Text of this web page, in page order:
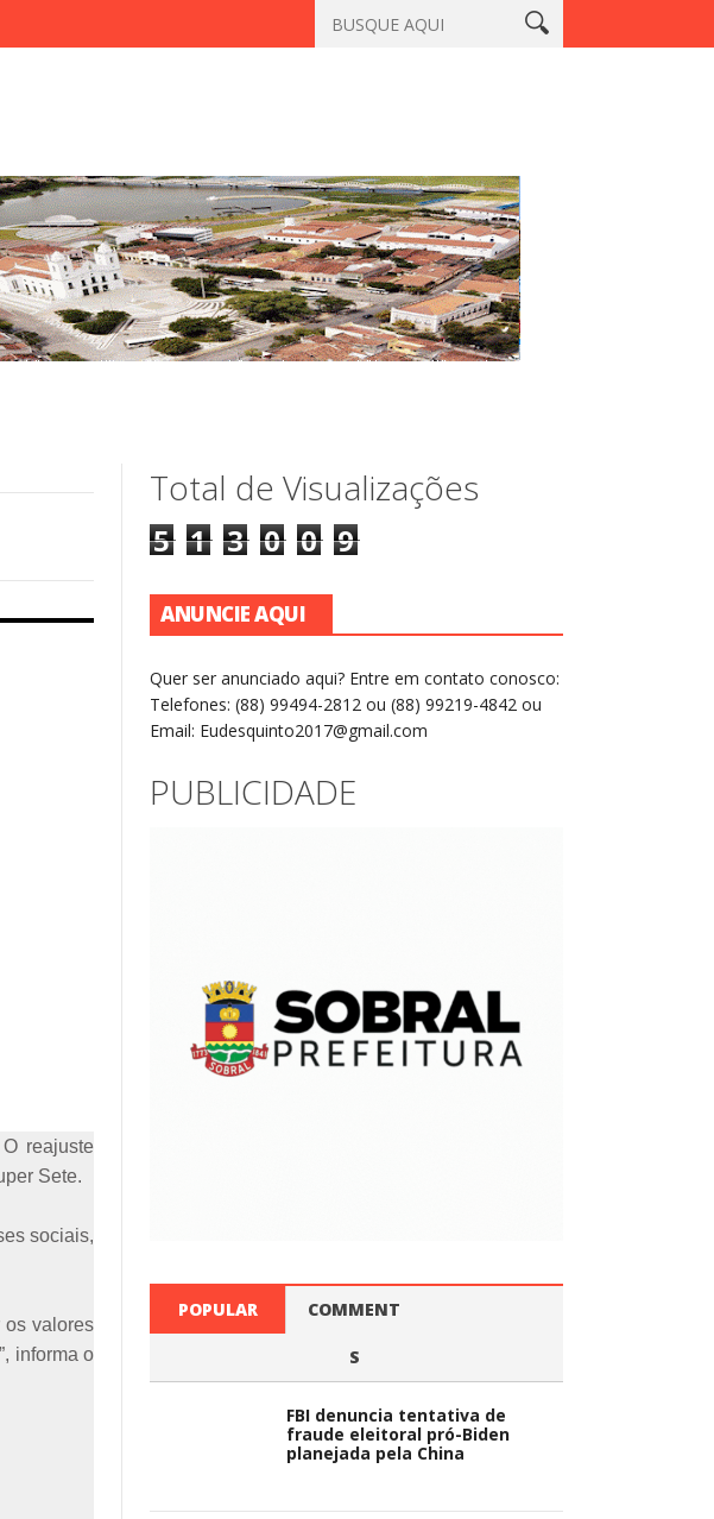
Rurais de Aracatiaçu, Sobral Vigilante é morto a tiros em laboratório no
reajuste
Sete.
sociais,
os valores
informa o
Total de Visualizações
5 1 3 0 0 9
ANUNCIE AQUI
Quer ser anunciado aqui? Entre em contato conosco:
Telefones: (88) 99494-2812 ou (88) 99219-4842 ou
Email: Eudesquinto2017@gmail.com
PUBLICIDADE
POPULAR COMMENT
S
FBI denuncia tentativa de
fraude eleitoral pró-Biden
planejada pela China